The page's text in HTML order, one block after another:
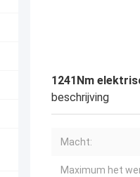
1241Nm
beschrijving
Macht:
Maximum het